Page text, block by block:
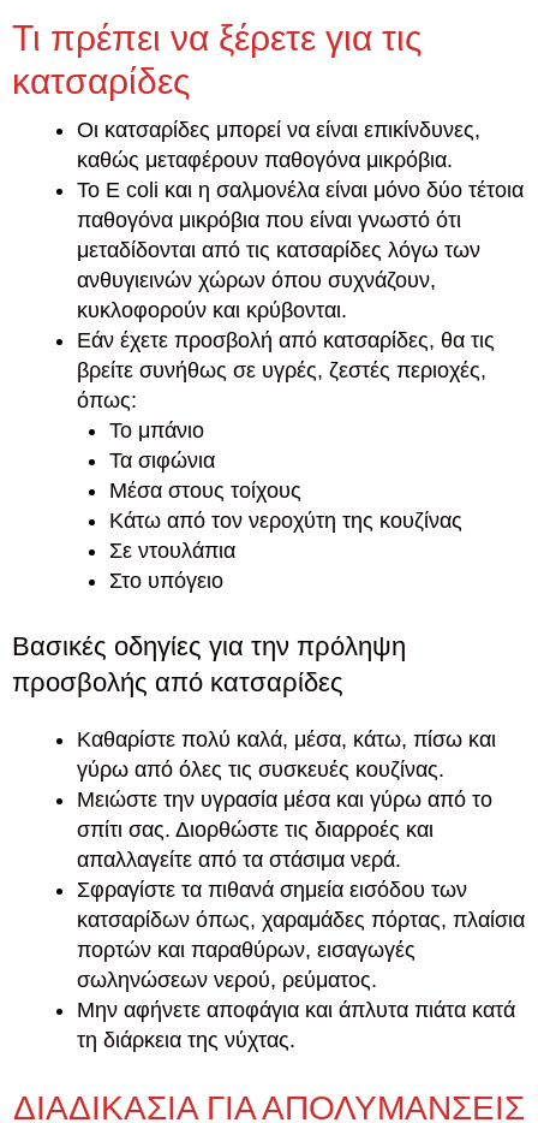
Τι πρέπει να ξέρετε για τις
κατσαρίδες
Οι κατσαρίδες μπορεί να είναι επικίνδυνες,
καθώς μεταφέρουν παθογόνα μικρόβια.
Το E coli και η σαλμονέλα είναι μόνο δύο τέτοια
παθογόνα μικρόβια που είναι γνωστό ότι
μεταδίδονται από τις κατσαρίδες λόγω των
ανθυγιεινών χώρων όπου συχνάζουν,
κυκλοφορούν και κρύβονται.
Εάν έχετε προσβολή από κατσαρίδες, θα τις
βρείτε συνήθως σε υγρές, ζεστές περιοχές,
όπως:
Το μπάνιο
Τα σιφώνια
Μέσα στους τοίχους
Κάτω από τον νεροχύτη της κουζίνας
Σε ντουλάπια
Στο υπόγειο
Βασικές οδηγίες για την πρόληψη
προσβολής από κατσαρίδες
Καθαρίστε πολύ καλά, μέσα, κάτω, πίσω και
γύρω από όλες τις συσκευές κουζίνας.
Μειώστε την υγρασία μέσα και γύρω από το
σπίτι σας. Διορθώστε τις διαρροές και
απαλλαγείτε από τα στάσιμα νερά.
Σφραγίστε τα πιθανά σημεία εισόδου των
κατσαρίδων όπως, χαραμάδες πόρτας, πλαίσια
πορτών και παραθύρων, εισαγωγές
σωληνώσεων νερού, ρεύματος.
Μην αφήνετε αποφάγια και άπλυτα πιάτα κατά
τη διάρκεια της νύχτας.
ΔΙΑΔΙΚΑΣΙΑ ΓΙΑ ΑΠΟΛΥΜΑΝΣΕΙΣ